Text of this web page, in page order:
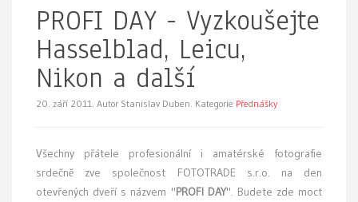
PROFI DAY - Vyzkoušejte
Hasselblad, Leicu,
Nikon a další
20. září 2011. Autor Stanislav Duben. Kategorie Přednášky
Všechny přátele profesionální i amatérské fotografie
srdečně zve společnost FOTOTRADE s.r.o. na den
otevřených dveří s názvem "PROFI DAY". Budete zde moct